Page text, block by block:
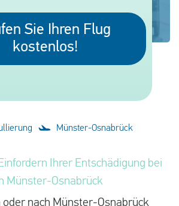
Sie Ihren Flug
kostenlos!
Münster-Osnabrück
Ihrer Entschädigung bei
Münster-Osnabrück
oder nach Münster-Osnabrück